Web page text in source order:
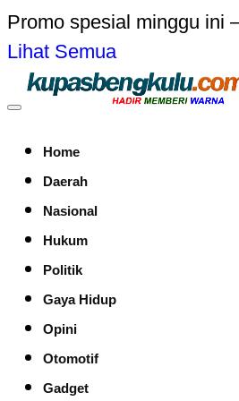
Promo spesial minggu ini
Lihat Semua
Home
Daerah
Nasional
Hukum
Politik
Gaya Hidup
Opini
Otomotif
Gadget